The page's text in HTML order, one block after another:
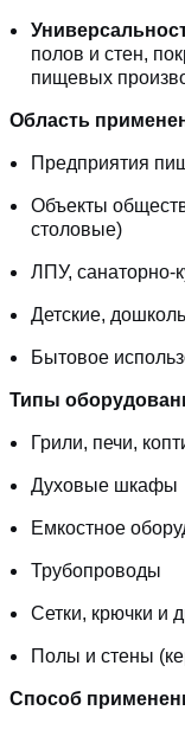
полов и стен,
пищевых
Область
Предприятия
Объекты
столовые)
ЛПУ, санаторно-
Детские,
Бытовое
Типы
Грили, печи,
Духовые шкафы
Емкостное
Трубопроводы
Сетки, крючки и
Полы и стены
Способ